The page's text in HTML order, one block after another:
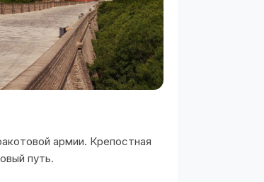
армии. Крепостная
путь.